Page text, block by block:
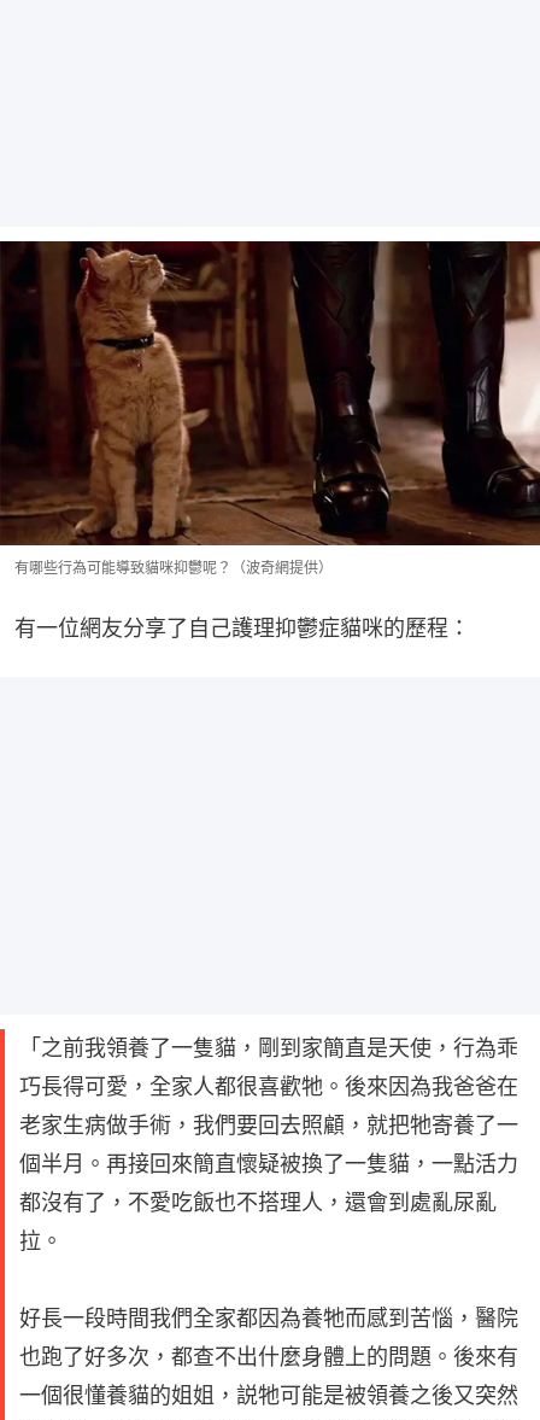
有哪些行為可能導致貓咪抑鬱呢？（波奇網提供）
有一位網友分享了自己護理抑鬱症貓咪的歷程：
「之前我領養了一隻貓，剛到家簡直是天使，行為乖
巧長得可愛，全家人都很喜歡牠。後來因為我爸爸在
老家生病做手術，我們要回去照顧，就把牠寄養了一
個半月。再接回來簡直懷疑被換了一隻貓，一點活力
都沒有了，不愛吃飯也不搭理人，還會到處亂尿亂
拉。
好長一段時間我們全家都因為養牠而感到苦惱，醫院
也跑了好多次，都查不出什麼身體上的問題。後來有
一個很懂養貓的姐姐，説牠可能是被領養之後又突然